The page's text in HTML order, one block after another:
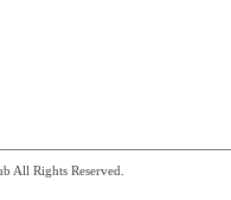
All Rights Reserved.